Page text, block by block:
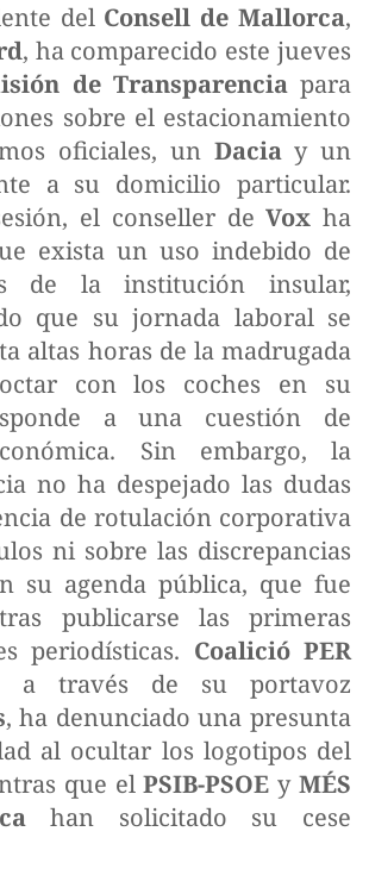
del Consell de Mallorca,
, ha comparecido este jueves
de Transparenciapara
sobre el estacionamiento
oficiales, un Daciay un
a su domicilio particular.
el conseller deVox ha
exista un uso indebido de
de la institución insular,
que su jornada laboral se
altas horas de la madrugada
con los coches en su
a una cuestión de
Sin embargo, la
no ha despejado las dudas
de rotulación corporativa
ni sobre las discrepancias
su agenda pública, que fue
publicarse las primeras
periodísticas. Coalició PER
a través de su portavoz
, ha denunciado una presunta
al ocultar los logotipos del
que elPSIB-PSOE yMÉS
han solicitado su cese